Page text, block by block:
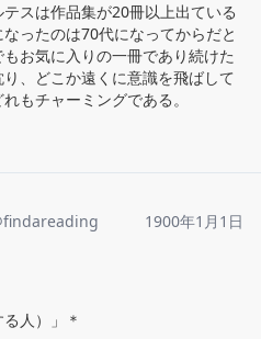
スは作品集が20冊以上出ている
ったのは70代になってからだと
お気に入りの一冊であり続けた
、どこか遠くに意識を飛ばして
もチャーミングである。
findareading 1900年1月1日
人）」＊